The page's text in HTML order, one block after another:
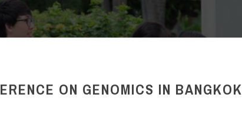
ON GENOMICS IN BANGKOK